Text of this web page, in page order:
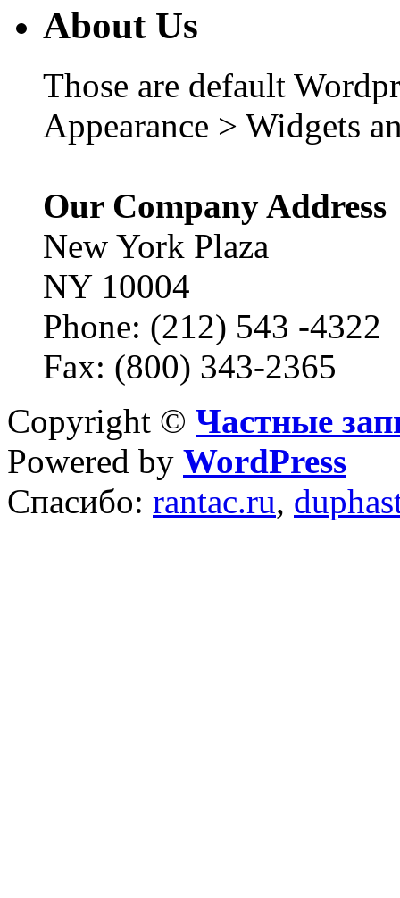
About Us
Those are default
Appearance > Widgets
Our Company Address
New York Plaza
NY 10004
Phone: (212) 543 -4322
Fax: (800) 343-2365
Copyright © Частные
Powered by WordPress
Спасибо: rantac.ru,